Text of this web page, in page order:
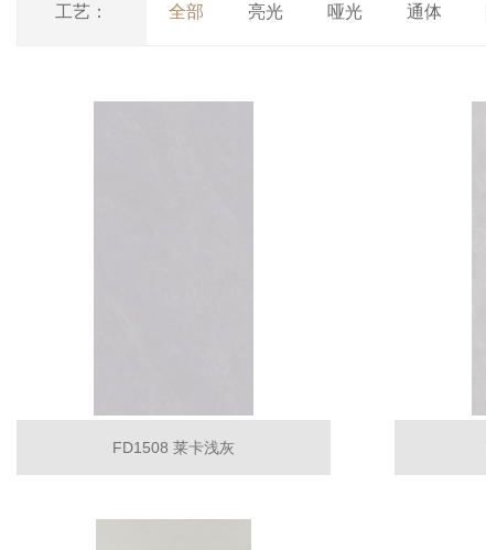
工艺： 全部 亮光 哑光 通体
FD1508 莱卡浅灰